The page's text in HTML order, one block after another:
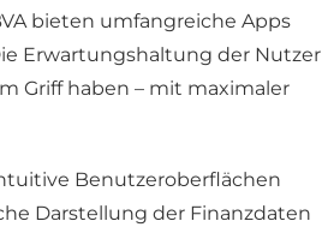
bieten umfangreiche Apps
Erwartungshaltung der Nutzer
Griff haben – mit maximaler
Benutzeroberflächen
Darstellung der Finanzdaten